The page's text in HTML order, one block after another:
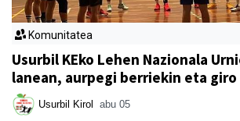
Komunitatea
Usurbil KEko Lehen Nazionala
lanean, aurpegi berriekin eta
Usurbil Kirol abu 05